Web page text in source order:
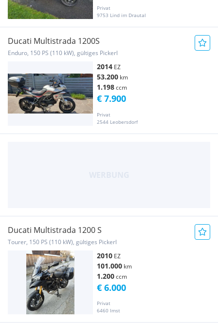
Privat
9753 Lind im Drautal
Ducati Multistrada 1200S
Enduro, 150 PS (110 kW), gültiges Pickerl
2014 EZ
53.200 km
1.198ccm
Privat
2544 Leobersdorf
€ 7.900
Ducati Multistrada 1200 S
Tourer, 150 PS (110 kW), gültiges Pickerl
2010 EZ
101.000 km
1.200ccm
Privat
6460 Imst
€ 6.000